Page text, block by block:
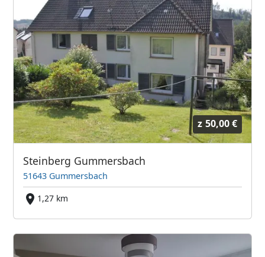
z 50,00 €
Steinberg Gummersbach
51643 Gummersbach
1,27 km